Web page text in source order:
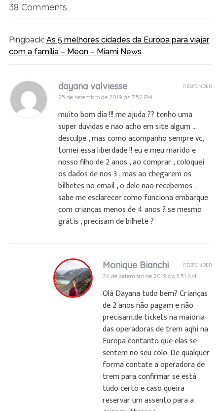
38 Comments
Pingback: As 5 melhores cidades da Europa para viajar
com a família – Meon – Miami News
dayana valviesse
25 de setembro de 2019 às 7:52 PM
muito bom dia !!! me ajuda ?? tenho uma
super duvidas e nao acho em site algum …
desculpe , mas como acompanho sempre vc,
tomei essa liberdade !! eu e meu marido e
nosso filho de 2 anos , ao comprar , coloquei
os dados de nos 3 , mas ao chegarem os
bilhetes no email , o dele nao recebemos .
sabe me esclarecer como funciona embarque
com crianças menos de 4 anos ? se mesmo
grátis , precisam de bilhete ?
RESPONDER
Monique Bianchi
26 de setembro de 2019 às 8:51 AM
Olá Dayana tudo bem? Crianças
de 2 anos não pagam e não
precisam.de tickets na maioria
das operadoras de trem aqhi na
Europa contanto que elas se
sentem no seu colo. De qualquer
forma contate a operadora de
trem para confirmar se está
tudo certo e caso queira
reservar um assento para a
RESPONDER